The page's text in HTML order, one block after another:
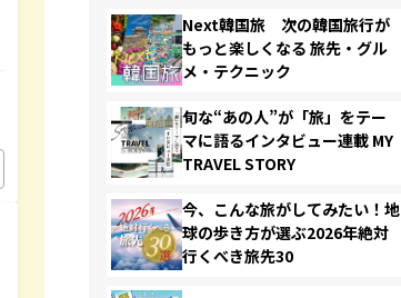
Next韓国旅 次の韓国旅行が
もっと楽しくなる 旅先・グル
メ・テクニック
旬な“あの人”が「旅」をテー
マに語るインタビュー連載 MY
TRAVEL STORY
今、こんな旅がしてみたい！地
球の歩き方が選ぶ2026年絶対
行くべき旅先30